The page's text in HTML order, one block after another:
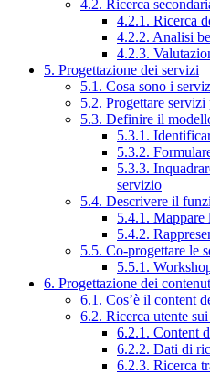
4.2. Ricerca
4.2.1. Ricerca
4.2.2. Analisi
4.2.3.
5. Progettazione dei servizi
5.1. Cosa sono i
5.2. Progettare
5.3. Definire il
5.3.1.
5.3.2.
5.3.3.
servizio
5.4. Descrivere il
5.4.1. Mappare
5.4.2.
5.5. Co-progettare le
5.5.1.
6. Progettazione dei
6.1. Cos’è il content
6.2. Ricerca utente
6.2.1. Content
6.2.2. Dati di
6.2.3. Ricerca